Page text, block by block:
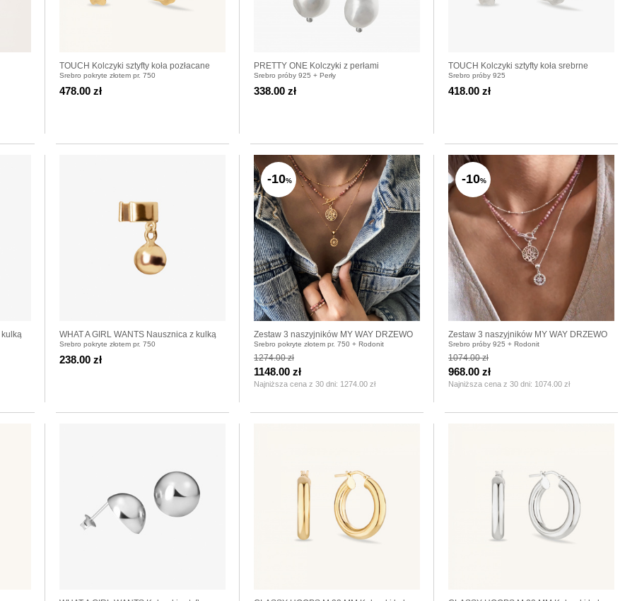
TOUCH Kolczyki sztyfty koła pozłacane
Srebro pokryte złotem pr. 750
478.00 zł
PRETTY ONE Kolczyki z perłami
Srebro próby 925 + Perły
338.00 zł
TOUCH Kolczyki sztyfty koła srebrne
Srebro próby 925
418.00 zł
WHAT A GIRL WANTS Nausznica z kulką
pozłacana
Srebro pokryte złotem pr. 750
238.00 zł
-10%
Zestaw 3 naszyjników MY WAY DRZEWO
RÓŻA
Srebro pokryte złotem pr. 750 + Rodonit
1274.00 zł
Najniższa cena z 30 dni: 1274.00 zł
1148.00 zł
-10%
Zestaw 3 naszyjników MY WAY DRZEWO
RÓŻA
Srebro próby 925 + Rodonit
1074.00 zł
Najniższa cena z 30 dni: 1074.00 zł
968.00 zł